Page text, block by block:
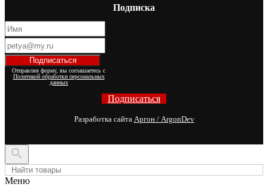
Подписка
Отправляя форму, вы соглашаетесь с
Политикой обработки персональных
данных
Подписаться
Разработка сайта Аргон / ArgonDev

Меню